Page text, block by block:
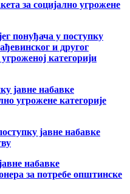
за социјално угрожене
понуђача у поступку
и другог
категорији
јавне набавке
угрожене категорије
јавне набавке
набавке
за потребе општинске